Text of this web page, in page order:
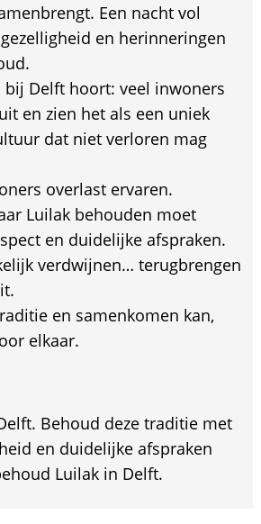
Een nacht vol
en herinneringen
bij Delft hoort: veel inwoners
en zien het als een uniek
dat niet verloren mag
overlast ervaren.
Luilak behouden moet
en duidelijke afspraken.
verdwijnen… terugbrengen
en samenkomen kan,
elkaar.
Behoud deze traditie met
en duidelijke afspraken
Luilak in Delft.